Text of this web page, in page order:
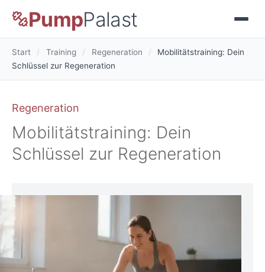
PumpPalast
Start / Training / Regeneration /
Mobilitätstraining: Dein
Schlüssel zur Regeneration
Regeneration
Mobilitätstraining: Dein
Schlüssel zur Regeneration